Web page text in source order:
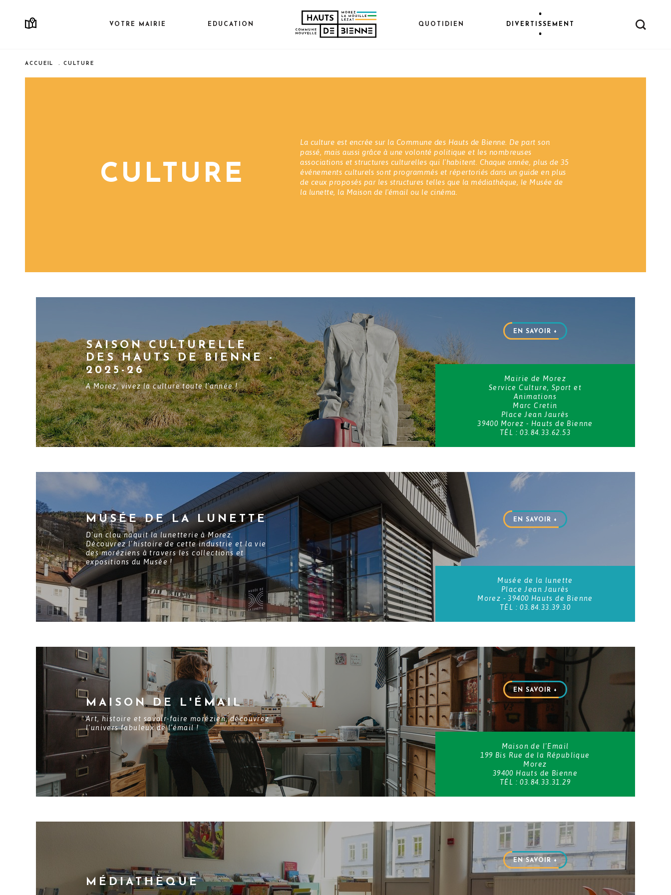
VOTRE MAIRIE EDUCATION QUOTIDIEN DIVERTISSEMENT
Fil d'Ariane
ACCUEIL CULTURE
CULTURE
La culture est encrée sur la Commune des Hauts de Bienne. De part son
passé, mais aussi grâce à une volonté politique et les nombreuses
associations et structures culturelles qui l'habitent. Chaque année, plus de 35
événements culturels sont programmés et répertoriés dans un guide en plus
de ceux proposés par les structures telles que la médiathèque, le Musée de
la lunette, la Maison de l'émail ou le cinéma.
SAISON CULTURELLE
DES HAUTS DE BIENNE -
2025-26
A Morez, vivez la culture toute l'année !
EN SAVOIR +
Mairie de Morez
Service Culture, Sport et
Animations
Marc Cretin
Place Jean Jaurès
39400 Morez - Hauts de Bienne
TÉL : 03.84.33.62.53
MUSÉE DE LA LUNETTE
D'un clou naquit la lunetterie à Morez.
Découvrez l'histoire de cette industrie et la vie
des moréziens à travers les collections et
expositions du Musée !
EN SAVOIR +
Musée de la lunette
Place Jean Jaurès
Morez - 39400 Hauts de Bienne
TÉL : 03.84.33.39.30
MAISON DE L'ÉMAIL
Art, histoire et savoir-faire morézien, découvrez
l'univers fabuleux de l'émail !
EN SAVOIR +
Maison de l'Email
199 Bis Rue de la République
Morez
39400 Hauts de Bienne
TÉL : 03.84.33.31.29
MÉDIATHÈQUE
EN SAVOIR +